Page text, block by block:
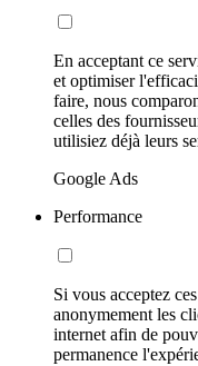
En acceptant ce
et optimiser
faire, nous
celles des
utilisiez déjà leurs
Google Ads
Performance
Si vous acceptez
anonymement les
internet afin de
permanence